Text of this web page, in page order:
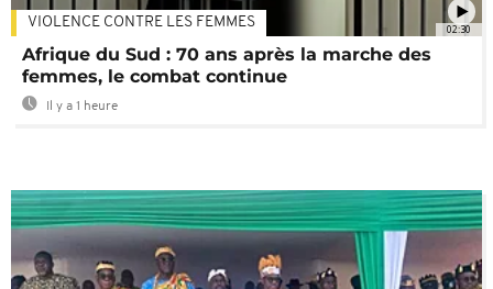
02:30
VIOLENCE CONTRE LES FEMMES
Afrique du Sud : 70 ans après la marche des
femmes, le combat continue
Il y a 1 heure